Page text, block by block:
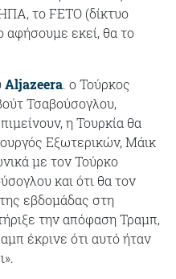
το FETO (δίκτυο
αφήσουμε εκεί, θα το
Αljazeera. ο Τούρκος
Τσαβούσογλου,
η Τουρκία θα
Εξωτερικών, Μάικ
με τον Τούρκο
και ότι θα τον
εβδομάδας στη
την απόφαση Τραμπ,
έκρινε ότι αυτό ήταν